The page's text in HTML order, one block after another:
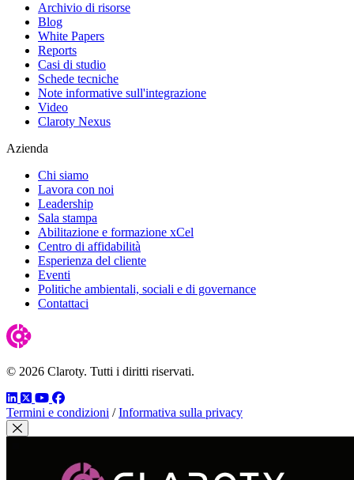
Archivio di risorse
Blog
White Papers
Reports
Casi di studio
Schede tecniche
Note informative sull'integrazione
Video
Claroty Nexus
Azienda
Chi siamo
Lavora con noi
Leadership
Sala stampa
Abilitazione e formazione xCel
Centro di affidabilità
Esperienza del cliente
Eventi
Politiche ambientali, sociali e di governance
Contattaci
© 2026 Claroty. Tutti i diritti riservati.
LinkedIn
TwitterYouTube
Facebook
Termini e condizioni / Informativa sulla privacy
Chiudi modale